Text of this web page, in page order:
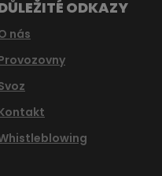
ODKAZY
nás